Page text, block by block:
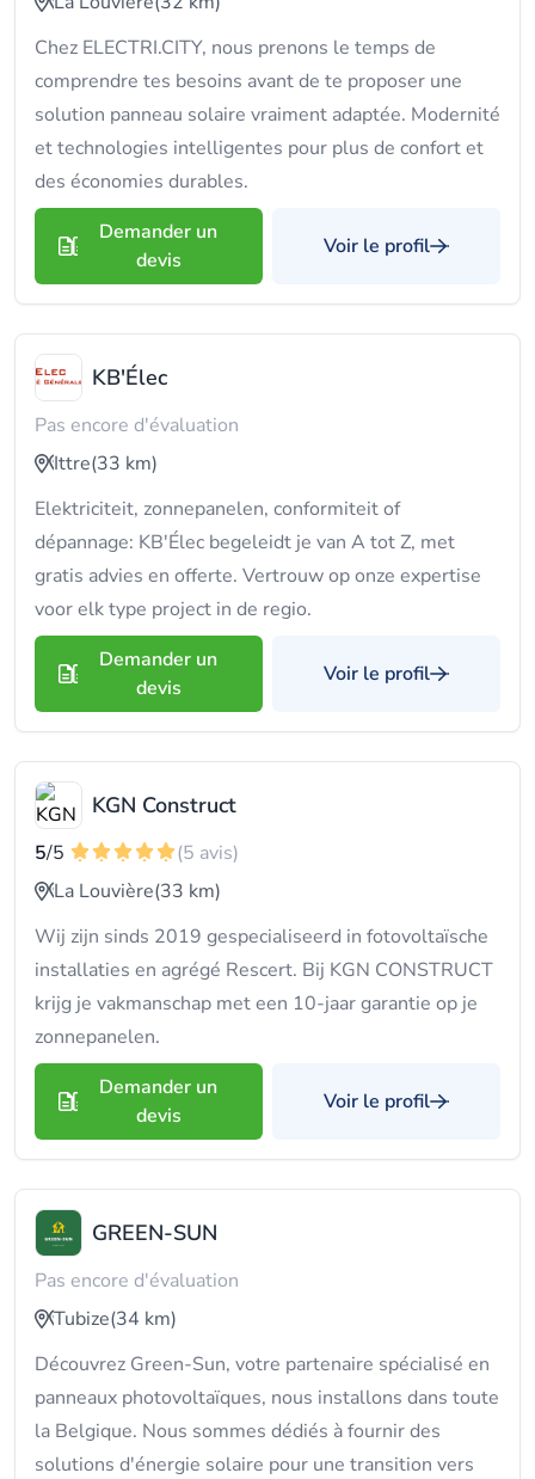
Chez ELECTRI.CITY, nous prenons le temps de
comprendre tes besoins avant de te proposer une
solution panneau solaire vraiment adaptée. Modernité
et technologies intelligentes pour plus de confort et
des économies durables.
Demander un
devis
Voir le profil
KB'Élec
Pas encore d'évaluation
Ittre(33 km)
Elektriciteit, zonnepanelen, conformiteit of
dépannage: KB'Élec begeleidt je van A tot Z, met
gratis advies en offerte. Vertrouw op onze expertise
voor elk type project in de regio.
Demander un
devis
Voir le profil
KGN Construct
5/5
(5 avis)
La Louvière(33 km)
Wij zijn sinds 2019 gespecialiseerd in fotovoltaïsche
installaties en agrégé Rescert. Bij KGN CONSTRUCT
krijg je vakmanschap met een 10-jaar garantie op je
zonnepanelen.
Demander un
devis
Voir le profil
GREEN-SUN
Pas encore d'évaluation
Tubize(34 km)
Découvrez Green-Sun, votre partenaire spécialisé en
panneaux photovoltaïques, nous installons dans toute
la Belgique. Nous sommes dédiés à fournir des
solutions d'énergie solaire pour une transition vers